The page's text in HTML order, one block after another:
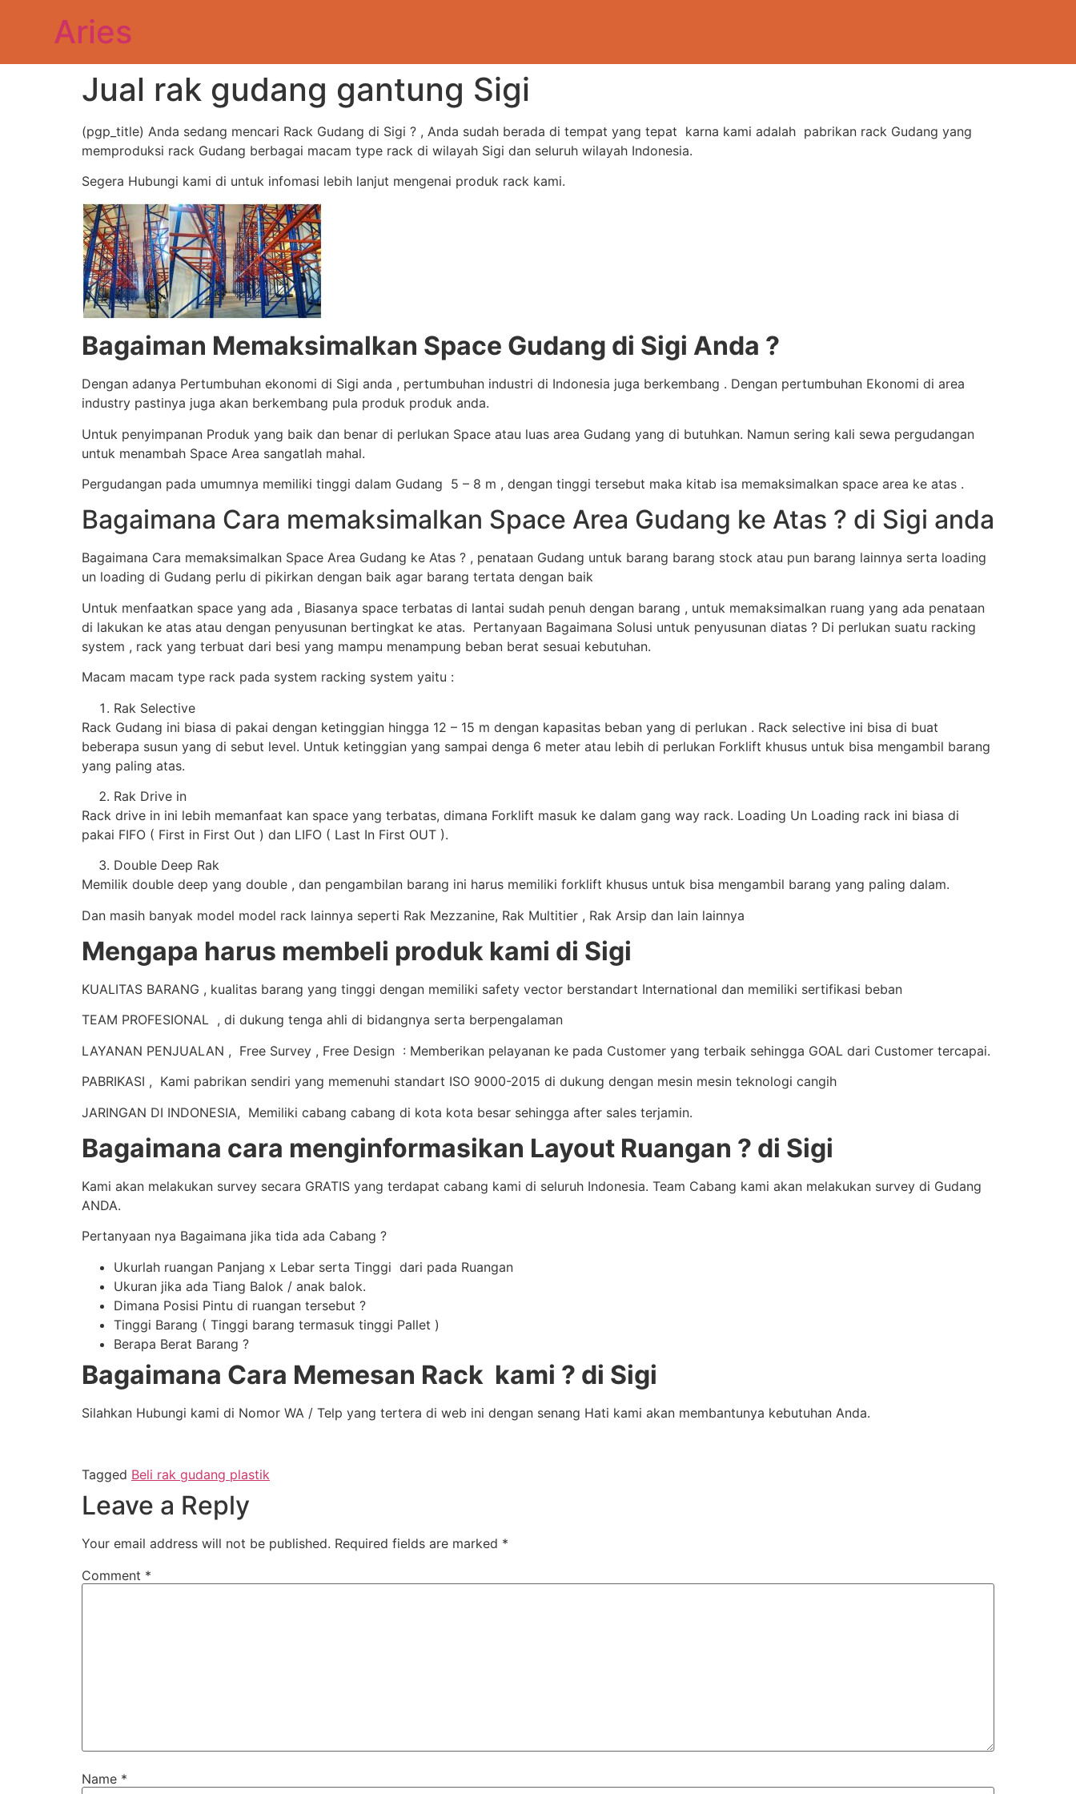
Aries
Jual rak gudang gantung Sigi
(pgp_title) Anda sedang mencari Rack Gudang di Sigi ? , Anda sudah berada di tempat yang tepat karna kami adalah pabrikan rack Gudang yang
memproduksi rack Gudang berbagai macam type rack di wilayah Sigi dan seluruh wilayah Indonesia.
Segera Hubungi kami di untuk infomasi lebih lanjut mengenai produk rack kami.
Bagaiman Memaksimalkan Space Gudang di Sigi Anda ?
Dengan adanya Pertumbuhan ekonomi di Sigi anda , pertumbuhan industri di Indonesia juga berkembang . Dengan pertumbuhan Ekonomi di area
industry pastinya juga akan berkembang pula produk produk anda.
Untuk penyimpanan Produk yang baik dan benar di perlukan Space atau luas area Gudang yang di butuhkan. Namun sering kali sewa pergudangan
untuk menambah Space Area sangatlah mahal.
Pergudangan pada umumnya memiliki tinggi dalam Gudang 5 – 8 m , dengan tinggi tersebut maka kitab isa memaksimalkan space area ke atas .
Bagaimana Cara memaksimalkan Space Area Gudang ke Atas ? di Sigi anda
Bagaimana Cara memaksimalkan Space Area Gudang ke Atas ? , penataan Gudang untuk barang barang stock atau pun barang lainnya serta loading
un loading di Gudang perlu di pikirkan dengan baik agar barang tertata dengan baik
Untuk menfaatkan space yang ada , Biasanya space terbatas di lantai sudah penuh dengan barang , untuk memaksimalkan ruang yang ada penataan
di lakukan ke atas atau dengan penyusunan bertingkat ke atas. Pertanyaan Bagaimana Solusi untuk penyusunan diatas ? Di perlukan suatu racking
system , rack yang terbuat dari besi yang mampu menampung beban berat sesuai kebutuhan.
Macam macam type rack pada system racking system yaitu :
Rak Selective
Rack Gudang ini biasa di pakai dengan ketinggian hingga 12 – 15 m dengan kapasitas beban yang di perlukan . Rack selective ini bisa di buat
beberapa susun yang di sebut level. Untuk ketinggian yang sampai denga 6 meter atau lebih di perlukan Forklift khusus untuk bisa mengambil barang
yang paling atas.
Rak Drive in
Rack drive in ini lebih memanfaat kan space yang terbatas, dimana Forklift masuk ke dalam gang way rack. Loading Un Loading rack ini biasa di
pakai FIFO ( First in First Out ) dan LIFO ( Last In First OUT ).
Double Deep Rak
Memilik double deep yang double , dan pengambilan barang ini harus memiliki forklift khusus untuk bisa mengambil barang yang paling dalam.
Dan masih banyak model model rack lainnya seperti Rak Mezzanine, Rak Multitier , Rak Arsip dan lain lainnya
Mengapa harus membeli produk kami di Sigi
KUALITAS BARANG , kualitas barang yang tinggi dengan memiliki safety vector berstandart International dan memiliki sertifikasi beban
TEAM PROFESIONAL , di dukung tenga ahli di bidangnya serta berpengalaman
LAYANAN PENJUALAN , Free Survey , Free Design : Memberikan pelayanan ke pada Customer yang terbaik sehingga GOAL dari Customer tercapai.
PABRIKASI , Kami pabrikan sendiri yang memenuhi standart ISO 9000-2015 di dukung dengan mesin mesin teknologi cangih
JARINGAN DI INDONESIA, Memiliki cabang cabang di kota kota besar sehingga after sales terjamin.
Bagaimana cara menginformasikan Layout Ruangan ? di Sigi
Kami akan melakukan survey secara GRATIS yang terdapat cabang kami di seluruh Indonesia. Team Cabang kami akan melakukan survey di Gudang
ANDA.
Pertanyaan nya Bagaimana jika tida ada Cabang ?
Ukurlah ruangan Panjang x Lebar serta Tinggi dari pada Ruangan
Ukuran jika ada Tiang Balok / anak balok.
Dimana Posisi Pintu di ruangan tersebut ?
Tinggi Barang ( Tinggi barang termasuk tinggi Pallet )
Berapa Berat Barang ?
Bagaimana Cara Memesan Rack kami ? di Sigi
Silahkan Hubungi kami di Nomor WA / Telp yang tertera di web ini dengan senang Hati kami akan membantunya kebutuhan Anda.
Tagged Beli rak gudang plastik
Leave a Reply
Your email address will not be published. Required fields are marked *
Comment *
Name *